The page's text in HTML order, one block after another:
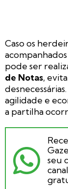
Caso os
pode ser
de Notas,
agilidade e
a partilha
seu